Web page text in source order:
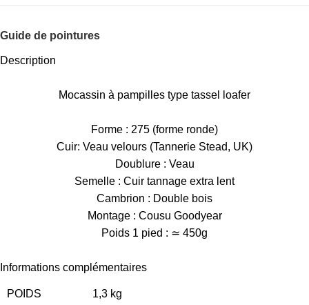
Guide de pointures
Description
Mocassin à pampilles type tassel loafer
Forme : 275 (forme ronde)
Cuir: Veau velours (Tannerie Stead, UK)
Doublure : Veau
Semelle : Cuir tannage extra lent
Cambrion : Double bois
Montage : Cousu Goodyear
Poids 1 pied : ≃ 450g
Informations complémentaires
POIDS 1,3 kg